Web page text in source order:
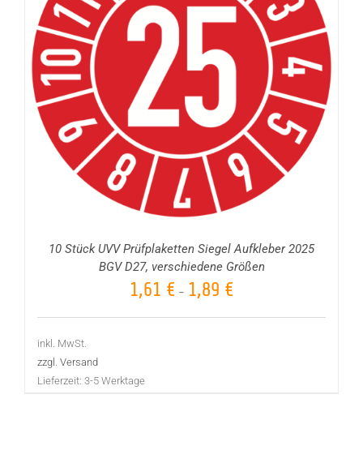
10 Stück UVV Prüfplaketten Siegel Aufkleber 2025
BGV D27, verschiedene Größen
1,61 € – 1,89 €
inkl. MwSt.
zzgl. Versand
Lieferzeit: 3-5 Werktage